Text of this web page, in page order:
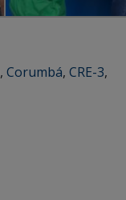
, Corumbá, CRE-3,